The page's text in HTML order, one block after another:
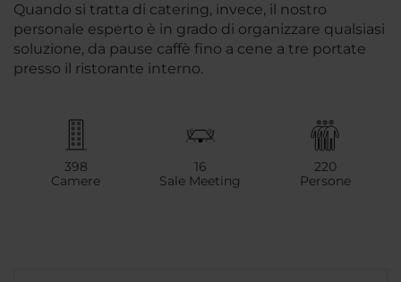
Quando si tratta di catering, invece, il nostro
personale esperto è in grado di organizzare qualsiasi
soluzione, da pause caffè fino a cene a tre portate
presso il ristorante interno.
398
Camere
16
Sale Meeting
220
Persone